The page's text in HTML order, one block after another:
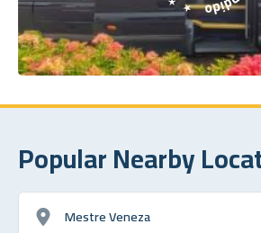
Popular Nearby
Mestre Veneza